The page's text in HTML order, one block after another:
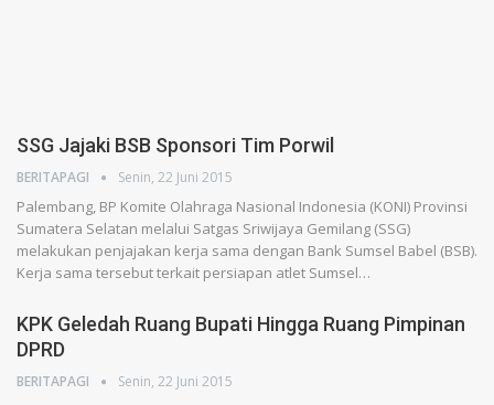
SSG Jajaki BSB Sponsori Tim Porwil
BERITAPAGI Senin, 22 Juni 2015
Palembang, BP Komite Olahraga Nasional Indonesia (KONI) Provinsi
Sumatera Selatan melalui Satgas Sriwijaya Gemilang (SSG)
melakukan penjajakan kerja sama dengan Bank Sumsel Babel (BSB).
Kerja sama tersebut terkait persiapan atlet Sumsel…
KPK Geledah Ruang Bupati Hingga Ruang Pimpinan
DPRD
BERITAPAGI Senin, 22 Juni 2015